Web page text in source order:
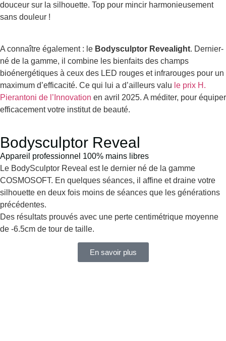
douceur sur la silhouette. Top pour mincir harmonieusement
sans douleur !
A connaître également : le Bodysculptor Revealight. Dernier-
né de la gamme, il combine les bienfaits des champs
bioénergétiques à ceux des LED rouges et infrarouges pour un
maximum d’efficacité. Ce qui lui a d’ailleurs valu le prix H.
Pierantoni de l’Innovation en avril 2025. A méditer, pour équiper
efficacement votre institut de beauté.
Bodysculptor Reveal
Appareil professionnel 100% mains libres
Le BodySculptor Reveal est le dernier né de la gamme
COSMOSOFT. En quelques séances, il affine et draine votre
silhouette en deux fois moins de séances que les générations
précédentes.
Des résultats prouvés avec une perte centimétrique moyenne
de -6.5cm de tour de taille.
En savoir plus